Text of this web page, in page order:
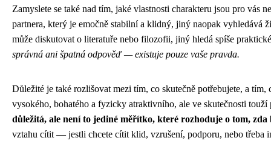
Zamyslete se také nad tím, jaké vlastnosti charakteru jsou pro vás
partnera, který je emočně stabilní a klidný, jiný naopak vyhledává
může diskutovat o literatuře nebo filozofii, jiný hledá spíše
správná ani špatná odpověď — existuje pouze vaše pravda.
Důležité je také rozlišovat mezi tím, co skutečně potřebujete, a
vysokého, bohatého a fyzicky atraktivního, ale ve skutečnosti
důležitá, ale není to jediné měřítko, které rozhoduje o tom,
vztahu cítit — jestli chcete cítit klid, vzrušení, podporu, nebo třeba